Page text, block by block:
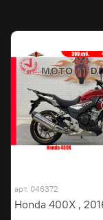
арт. 046372
Honda 400X ,